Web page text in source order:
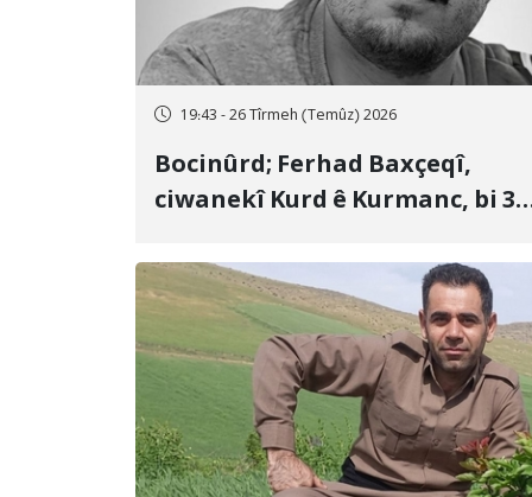
19:43 - 26 Tîrmeh (Temûz) 2026
Bocinûrd; Ferhad Baxçeqî,
ciwanekî Kurd ê Kurmanc, bi 3
cezakirin